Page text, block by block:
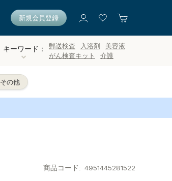
新規会員登録
キーワード： 郵送検査 入浴剤
美容液
がん検査キット
介護
その他
商品コード 4951445281522